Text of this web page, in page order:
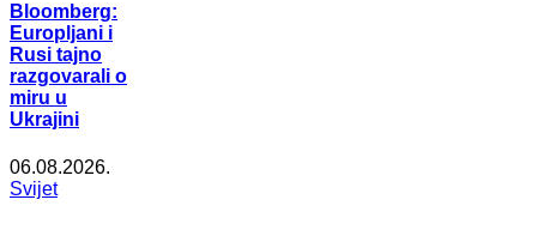
Bloomberg:
Europljani i
Rusi tajno
razgovarali o
miru u
Ukrajini
06.08.2026.
Svijet